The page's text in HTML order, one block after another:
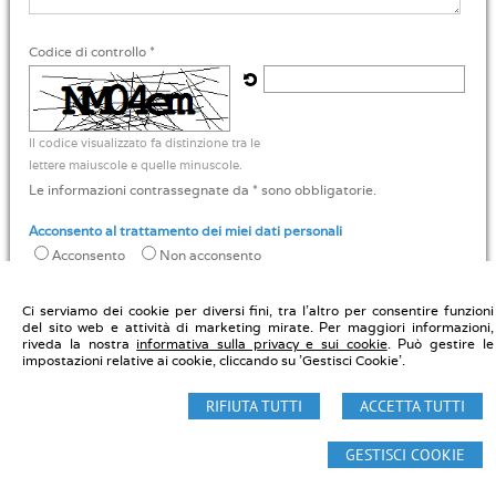
Ci serviamo dei cookie per diversi fini, tra l'altro per consentire funzioni
del sito web e attività di marketing mirate. Per maggiori informazioni,
riveda la nostra informativa sulla privacy e sui cookie. Può gestire le
impostazioni relative ai cookie, cliccando su 'Gestisci Cookie'.
ACCETTA TUTTI
RIFIUTA TUTTI
GESTISCI COOKIE
Codice di controllo *
Il codice visualizzato fa distinzione tra le
lettere maiuscole e quelle minuscole.
Le informazioni contrassegnate da * sono obbligatorie.
Acconsento al trattamento dei miei dati personali
Acconsento
Non acconsento
Via Washington, 88 20146 Milano - Tel. 0283623030
© 2026 Copyright Studio Notarile Di Marco. Tutti i diritti riservati | P.IVA